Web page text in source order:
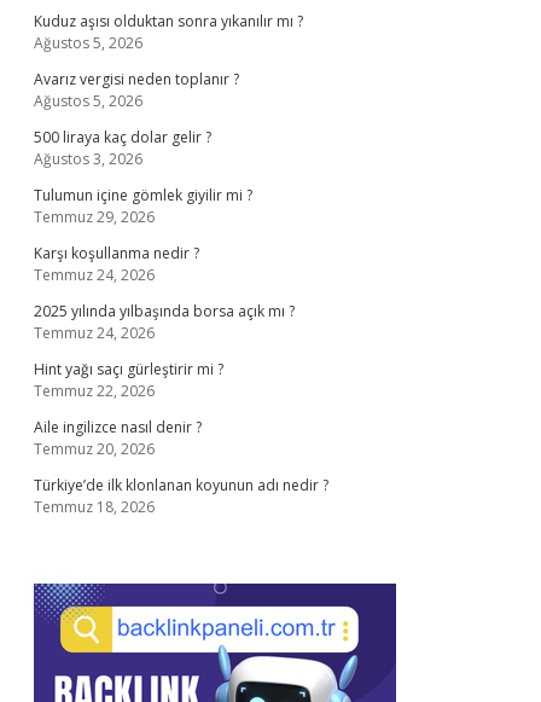
Kuduz aşısı olduktan sonra yıkanılır mı ?
Ağustos 5, 2026
Avarız vergisi neden toplanır ?
Ağustos 5, 2026
500 liraya kaç dolar gelir ?
Ağustos 3, 2026
Tulumun içine gömlek giyilir mi ?
Temmuz 29, 2026
Karşı koşullanma nedir ?
Temmuz 24, 2026
2025 yılında yılbaşında borsa açık mı ?
Temmuz 24, 2026
Hint yağı saçı gürleştirir mi ?
Temmuz 22, 2026
Aile ingilizce nasıl denir ?
Temmuz 20, 2026
Türkiye’de ilk klonlanan koyunun adı nedir ?
Temmuz 18, 2026